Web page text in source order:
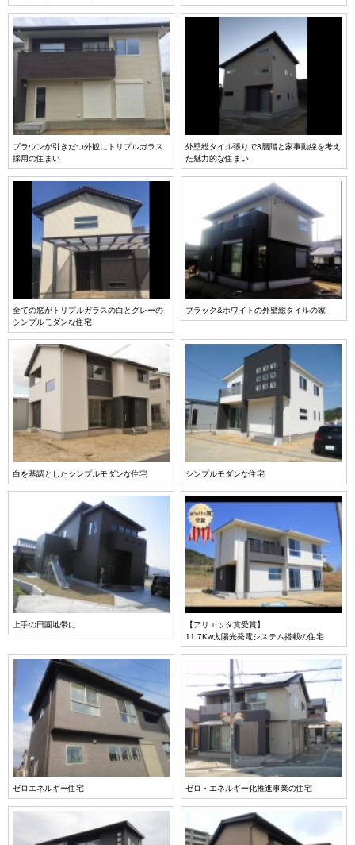
ブラウンが引きだつ外観にトリプルガラス
採用の住まい
外壁総タイル張りで3層階と家事動線を考え
た魅力的な住まい
全ての窓がトリプルガラスの白とグレーの
シンプルモダンな住宅
ブラック&ホワイトの外壁総タイルの家
白を基調としたシンプルモダンな住宅 シンプルモダンな住宅
上手の田園地帯に
【アリエッタ賞受賞】
11.7Kw太陽光発電システム搭載の住宅
ゼロエネルギー住宅 ゼロ・エネルギー化推進事業の住宅